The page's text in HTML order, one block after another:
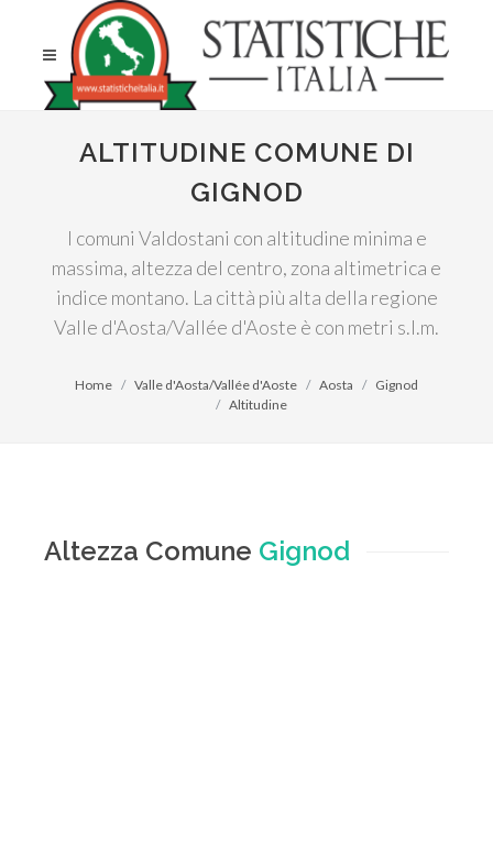
ALTITUDINE COMUNE DI
GIGNOD
I comuni Valdostani con altitudine minima e
massima, altezza del centro, zona altimetrica e
indice montano. La città più alta della regione
Valle d'Aosta/Vallée d'Aoste è con metri s.l.m.
Home Valle d'Aosta/Vallée d'Aoste Aosta
Gignod
Altitudine
Altezza Comune Gignod